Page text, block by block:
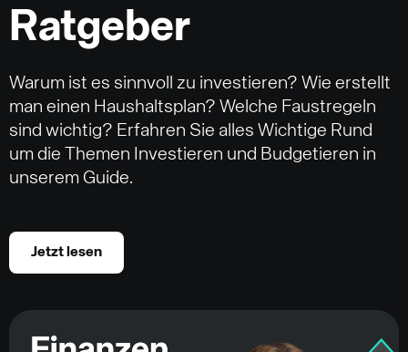
Ratgeber
Warum ist es sinnvoll zu investieren? Wie erstellt
man einen Haushaltsplan? Welche Faustregeln
sind wichtig? Erfahren Sie alles Wichtige Rund
um die Themen Investieren und Budgetieren in
unserem Guide.
Jetzt lesen